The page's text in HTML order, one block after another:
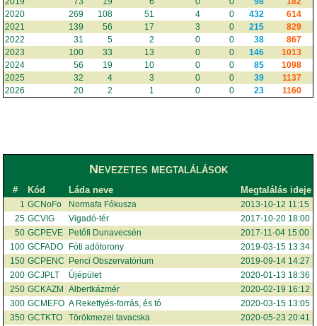
2020
269 108 51 4 0 432
614
2021
139 56 17 3 0 215
829
2022
31 5 2 0 0 38
867
2023
100 33 13 0 0 146
1013
2024
56 19 10 0 0 85
1098
2025
32 4 3 0 0 39
1137
2026
20 2 1 0 0 23 1160
Nevezetes megtalálások
# Kód Láda neve Megtalálás ideje
1 GCNoFo Normafa Fókusza
2013-10-12 11:15
25 GCVIG Vigadó-tér
2017-10-20 18:00
50 GCPEVE Petőfi Dunavecsén
2017-11-04 15:00
100 GCFADO Fóti adótorony
2019-03-15 13:34
150 GCPENC Penci Obszervatórium
2019-09-14 14:27
200 GCJPLT Újépület
2020-01-13 18:36
250 GCKAZM Albertkázmér
2020-02-19 16:12
300 GCMEFO A Rekettyés-forrás, és tó
2020-03-15 13:05
350 GCTKTO Törökmezei tavacska
2020-05-23 20:41